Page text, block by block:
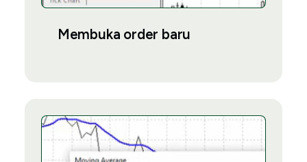
Membuka order baru